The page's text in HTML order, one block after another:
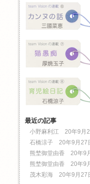
最近の記事
小野麻利江 20年9月
石橋涼子 20年9月27
熊埜御堂由香 20年9
熊埜御堂由香 20年9
茂木彩海 20年9月27